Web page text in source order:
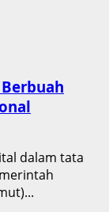
dalam tata